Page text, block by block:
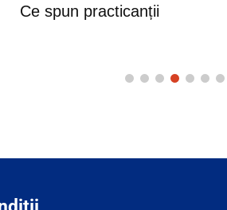
Ce spun practicanții